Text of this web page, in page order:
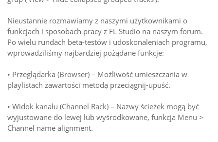
Nieustannie rozmawiamy z naszymi użytkownikami o
funkcjach i sposobach pracy z FL Studio na naszym forum.
Po wielu rundach beta-testów i udoskonaleniach programu,
wprowadziliśmy najbardziej pożądane funkcje:
• Przeglądarka (Browser) – Możliwość umieszczania w
playlistach zawartości metodą przeciągnij-upuść.
• Widok kanału (Channel Rack) – Nazwy ścieżek mogą być
wyjustowane do lewej lub wyśrodkowane, funkcja Menu >
Channel name alignment.